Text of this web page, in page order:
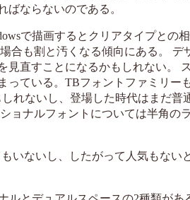
ならないのである。
で描画するとクリアタイプとの
合も割と汚くなる傾向にある。 デ
直すことになるかもしれない。
ている。TBフォントファミリー
れないし、登場した時代はまだ普
ョナルフォントについては半角の
いないし、したがって人気もない